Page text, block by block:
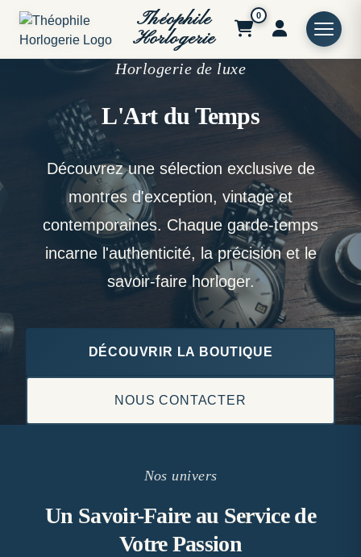
Théophile
Horlogerie
0
Horlogerie de luxe
L'Art du Temps
Découvrez une sélection exclusive de
montres d'exception, vintage et
contemporaines. Chaque garde-temps
incarne l'authenticité, la précision et le
savoir-faire horloger.
DÉCOUVRIR LA BOUTIQUE
NOUS CONTACTER
Nos univers
Un Savoir-Faire au Service de
Votre Passion